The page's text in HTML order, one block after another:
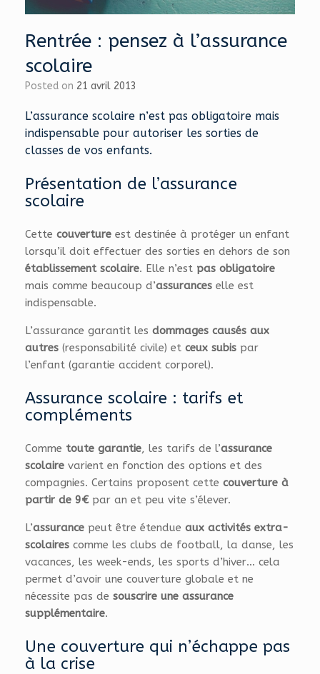
Rentrée : pensez à l’assurance
scolaire
Posted on 21 avril 2013
L’assurance scolaire n’est pas obligatoire mais
indispensable pour autoriser les sorties de
classes de vos enfants.
Présentation de l’assurance
scolaire
Cette couverture est destinée à protéger un enfant
lorsqu’il doit effectuer des sorties en dehors de son
établissement scolaire. Elle n’est pas obligatoire
mais comme beaucoup d’assurances elle est
indispensable.
L’assurance garantit les dommages causés aux
autres (responsabilité civile) et ceux subis par
l’enfant (garantie accident corporel).
Assurance scolaire : tarifs et
compléments
Comme toute garantie, les tarifs de l’assurance
scolaire varient en fonction des options et des
compagnies. Certains proposent cette couverture à
partir de 9€par an et peu vite s’élever.
L’assurance peut être étendue aux activités extra-
scolaires comme les clubs de football, la danse, les
vacances, les week-ends, les sports d’hiver… cela
permet d’avoir une couverture globale et ne
nécessite pas de souscrire une assurance
supplémentaire.
Une couverture qui n’échappe pas
à la crise